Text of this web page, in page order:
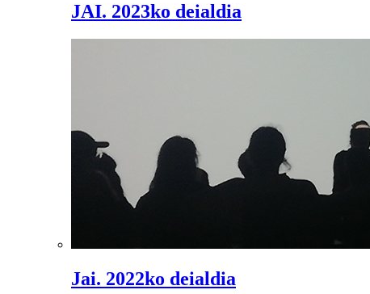
JAI. 2023ko deialdia
Jai. 2022ko deialdia